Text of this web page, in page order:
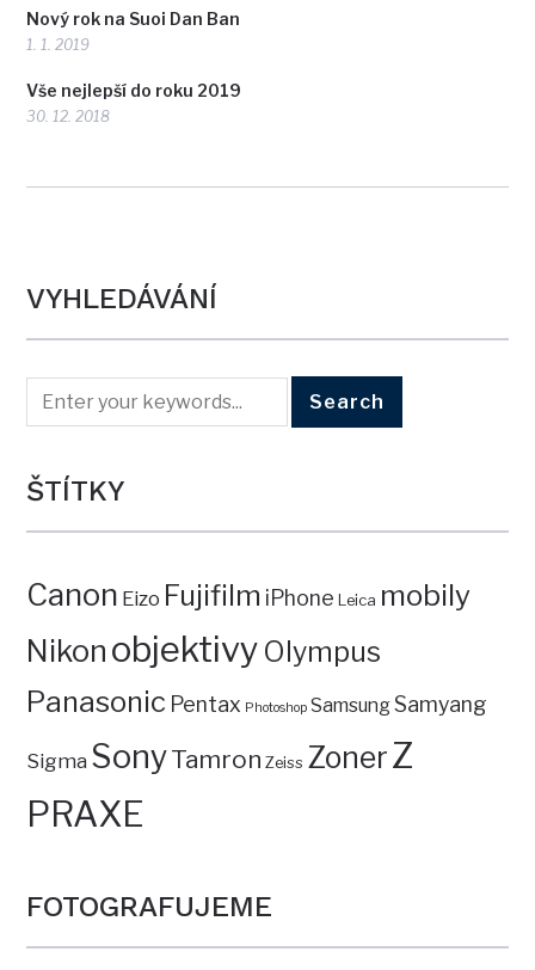
Nový rok na Suoi Dan Ban
1. 1. 2019
Vše nejlepší do roku 2019
30. 12. 2018
VYHLEDÁVÁNÍ
ŠTÍTKY
Canon Eizo Fujifilm iPhone Leica mobily
Nikon objektivy Olympus
Panasonic Pentax Photoshop SamsungSamyang
Sigma SonyTamron Zeiss ZonerZ
PRAXE
FOTOGRAFUJEME